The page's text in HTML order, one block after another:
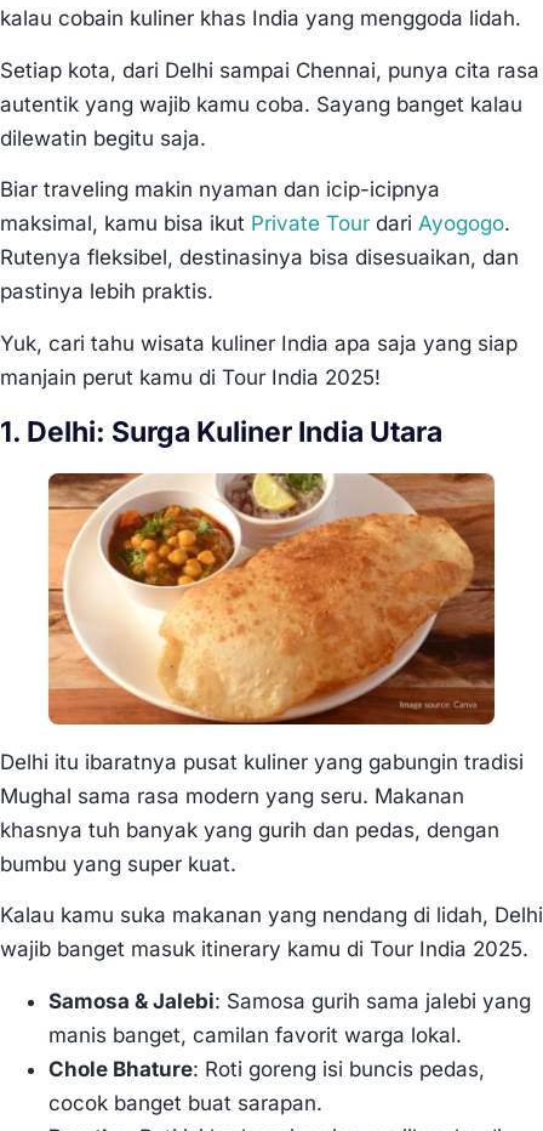
kalau cobain kuliner khas India yang menggoda lidah.
Setiap kota, dari Delhi sampai Chennai, punya cita rasa
autentik yang wajib kamu coba. Sayang banget kalau
dilewatin begitu saja.
Biar traveling makin nyaman dan icip-icipnya
maksimal, kamu bisa ikut Private Tour dari Ayogogo.
Rutenya fleksibel, destinasinya bisa disesuaikan, dan
pastinya lebih praktis.
Yuk, cari tahu wisata kuliner India apa saja yang siap
manjain perut kamu di Tour India 2025!
1. Delhi: Surga Kuliner India Utara
Delhi itu ibaratnya pusat kuliner yang gabungin tradisi
Mughal sama rasa modern yang seru. Makanan
khasnya tuh banyak yang gurih dan pedas, dengan
bumbu yang super kuat.
Kalau kamu suka makanan yang nendang di lidah, Delhi
wajib banget masuk itinerary kamu di Tour India 2025.
Samosa & Jalebi: Samosa gurih sama jalebi yang
manis banget, camilan favorit warga lokal.
Chole Bhature: Roti goreng isi buncis pedas,
cocok banget buat sarapan.